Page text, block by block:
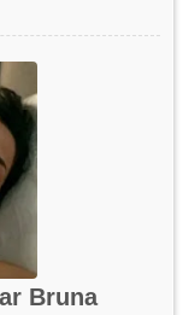
Bruna